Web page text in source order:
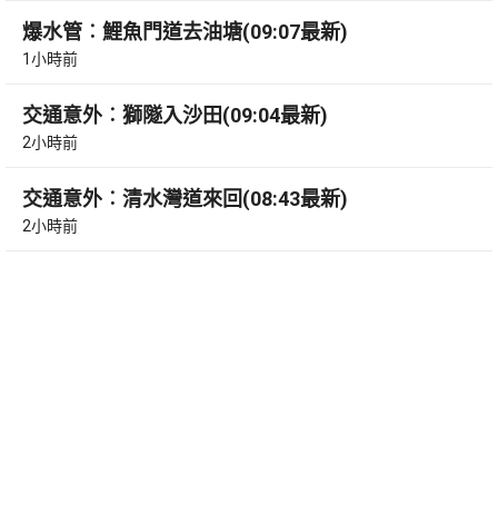
爆水管︰鯉魚門道去油塘(09:07最新)
1小時前
交通意外︰獅隧入沙田(09:04最新)
2小時前
交通意外︰清水灣道來回(08:43最新)
2小時前